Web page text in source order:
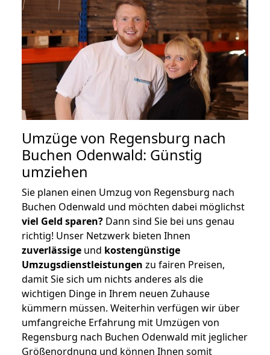
Umzüge von Regensburg nach
Buchen Odenwald: Günstig
umziehen
Sie planen einen Umzug von Regensburg nach
Buchen Odenwald und möchten dabei möglichst
viel Geld sparen? Dann sind Sie bei uns genau
richtig! Unser Netzwerk bieten Ihnen
zuverlässige und kostengünstige
Umzugsdienstleistungen zu fairen Preisen,
damit Sie sich um nichts anderes als die
wichtigen Dinge in Ihrem neuen Zuhause
kümmern müssen. Weiterhin verfügen wir über
umfangreiche Erfahrung mit Umzügen von
Regensburg nach Buchen Odenwald mit jeglicher
Größenordnung und können Ihnen somit